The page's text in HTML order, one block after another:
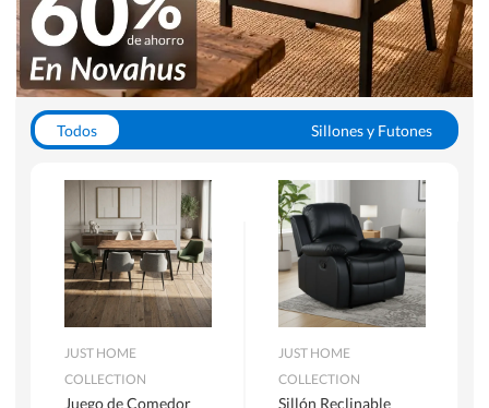
Todos
Sillones y Futones
Escritorios y Sillas PC
Racks y Muebles TV
Alfombras
JUST HOME
COLLECTION
Juego de Comedor
JUST HOME
COLLECTION
Sillón Reclinable